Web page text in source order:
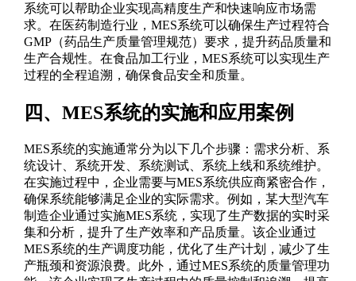
系统可以帮助企业实现高精度生产和快速响应市场需
求。在医药制造行业，MES系统可以确保生产过程符合
GMP（药品生产质量管理规范）要求，提升药品质量和
生产合规性。在食品加工行业，MES系统可以实现生产
过程的全程追溯，确保食品安全和质量。
四、MES系统的实施和应用案例
MES系统的实施通常分为以下几个步骤：需求分析、系
统设计、系统开发、系统测试、系统上线和系统维护。
在实施过程中，企业需要与MES系统供应商紧密合作，
确保系统能够满足企业的实际需求。例如，某大型汽车
制造企业通过实施MES系统，实现了生产数据的实时采
集和分析，提升了生产效率和产品质量。该企业通过
MES系统的生产调度功能，优化了生产计划，减少了生
产瓶颈和资源浪费。此外，通过MES系统的质量管理功